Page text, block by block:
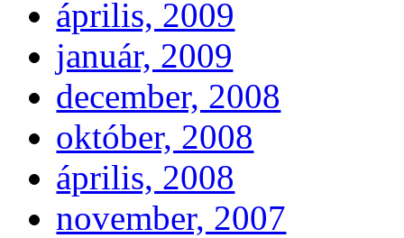
április, 2009
január, 2009
december, 2008
október, 2008
április, 2008
november, 2007